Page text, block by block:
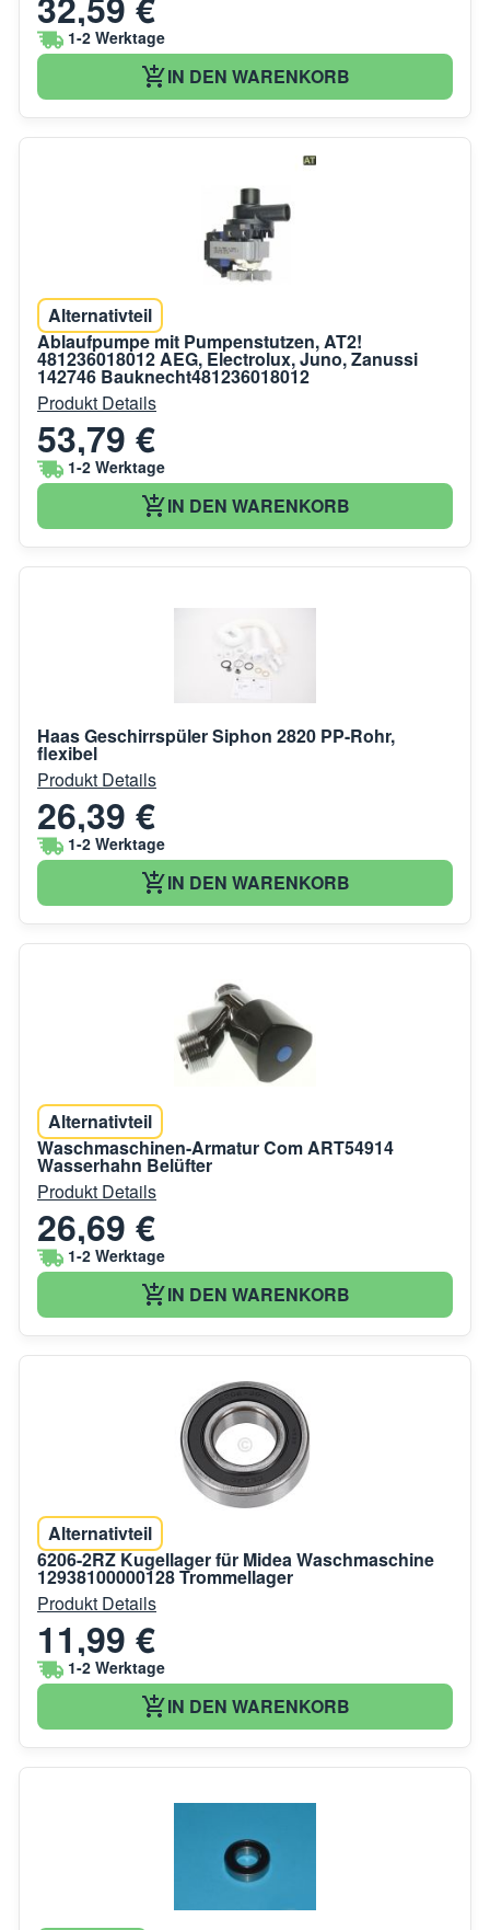
1-2 Werktage
IN DEN WARENKORB
Alternativteil
Ablaufpumpe mit Pumpenstutzen, AT2!
481236018012 AEG, Electrolux, Juno, Zanussi
142746 Bauknecht481236018012
Produkt Details
53,79 €
1-2 Werktage
IN DEN WARENKORB
Haas Geschirrspüler Siphon 2820 PP-Rohr,
flexibel
Produkt Details
26,39 €
1-2 Werktage
IN DEN WARENKORB
Alternativteil
Waschmaschinen-Armatur Com ART54914
Wasserhahn Belüfter
Produkt Details
26,69 €
1-2 Werktage
IN DEN WARENKORB
Alternativteil
6206-2RZ Kugellager für Midea Waschmaschine
12938100000128 Trommellager
Produkt Details
11,99 €
1-2 Werktage
IN DEN WARENKORB